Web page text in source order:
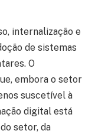
internalização e
de sistemas
O
embora o setor
suscetível à
digital está
setor, da